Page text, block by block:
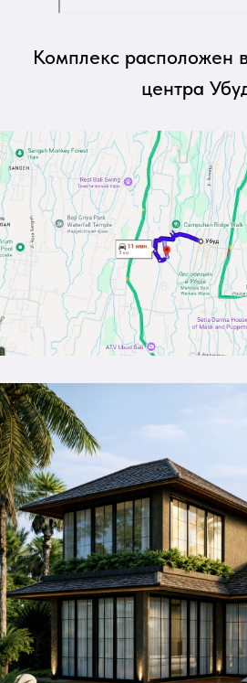
Комплекс расположен
центра